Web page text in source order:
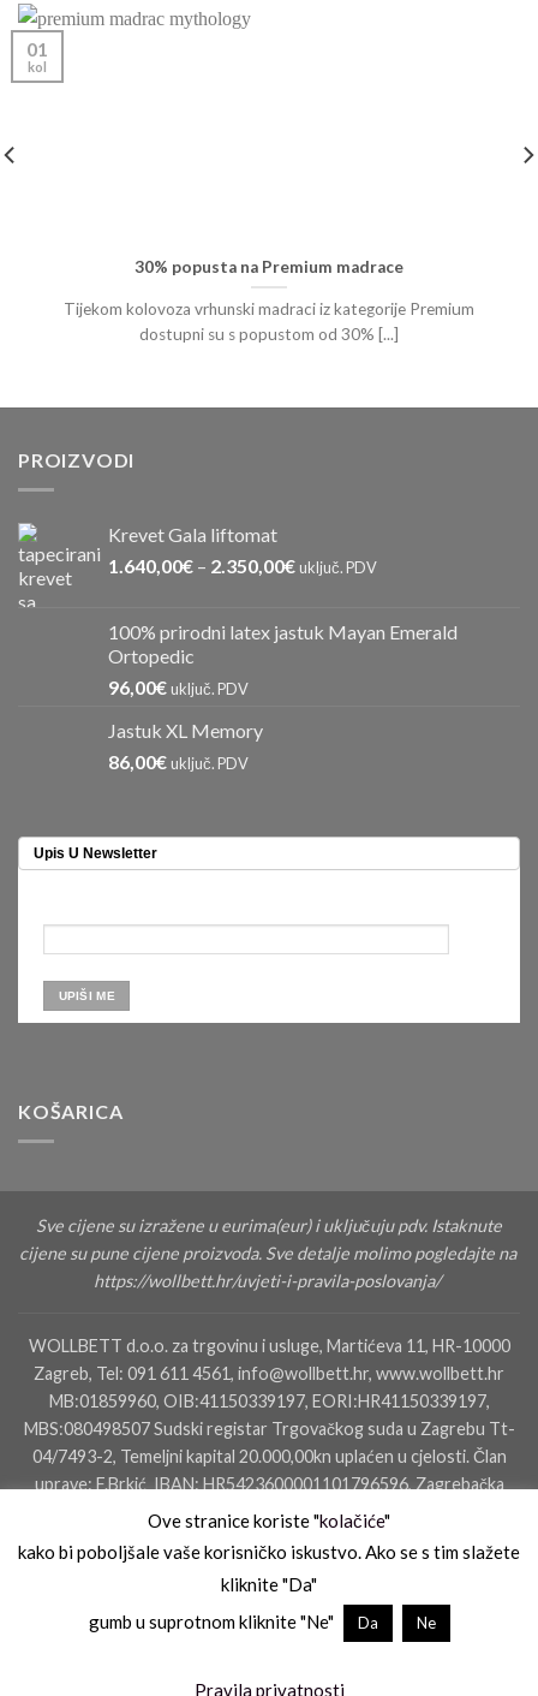
30% popusta na Premium madrace
Tijekom kolovoza vrhunski madraci iz kategorije Premium
dostupni su s popustom od 30% [...]
01
kol
PROIZVODI
Krevet Gala liftomat
1.640,00€ – 2.350,00€ uključ. PDV
100% prirodni latex jastuk Mayan Emerald
Ortopedic
96,00€ uključ. PDV
Jastuk XL Memory
86,00€ uključ. PDV
Upis U Newsletter
KOŠARICA
Sve cijene su izražene u eurima(eur) i uključuju pdv. Istaknute
cijene su pune cijene proizvoda. Sve detalje molimo pogledajte na
https://wollbett.hr/uvjeti-i-pravila-poslovanja/
WOLLBETT d.o.o. za trgovinu i usluge, Martićeva 11, HR-10000
Zagreb, Tel: 091 611 4561, info@wollbett.hr, www.wollbett.hr
MB:01859960, OIB:41150339197, EORI:HR41150339197,
MBS:080498507 Sudski registar Trgovačkog suda u Zagrebu Tt-
04/7493-2, Temeljni kapital 20.000,00kn uplaćen u cjelosti. Član
uprave: F.Brkić IBAN: HR5423600001101796596, Zagrebačka
banka dd, SWIFT: ZABAHR2X IBAN: HR4823400091110160000,
KONTAKTIRAJTE NAS SALON ZAGREB
SALON ZADAR
UVJETI I PRAVILA POSLOVANJA
UVJETI PLAĆANJA
Copyright 2026 ©trenutak.hr
Ove stranice koriste "kolačiće"
kako bi poboljšale vaše korisničko iskustvo. Ako se s tim slažete
kliknite "Da"
gumb u suprotnom kliknite "Ne"
Da Ne
Pravila privatnosti